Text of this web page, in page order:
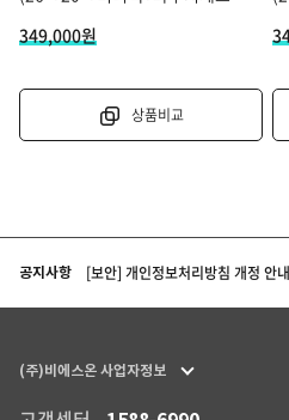
349,000원
상품비교
공지사항 [보안] 개인정보처리방침 개정 안
(주)비에스온 사업자정보